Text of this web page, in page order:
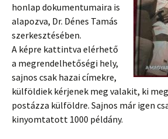
honlap dokumentumaira is
alapozva, Dr. Dénes Tamás
szerkesztésében.
A képre kattintva elérhető
a megrendelhetőségi hely,
sajnos csak hazai címekre,
külföldiek kérjenek meg valakit, ki
postázza külföldre. Sajnos már igen
kinyomtatott 1000 példány.